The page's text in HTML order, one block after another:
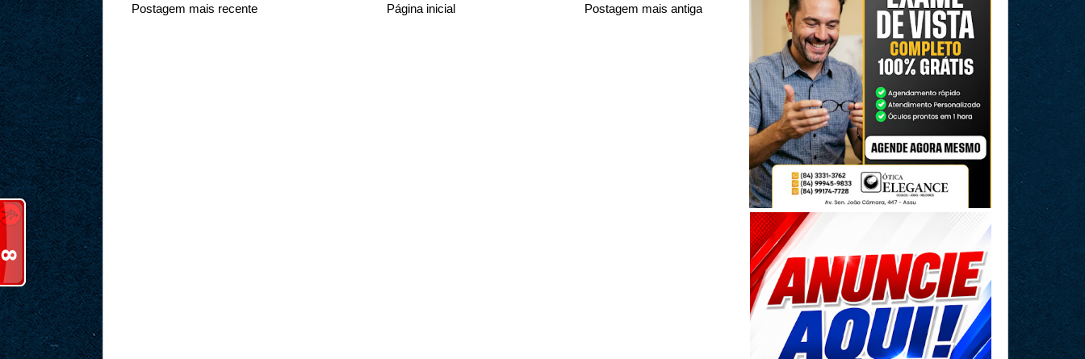
Postagem mais recente Postagem mais antiga
Página inicial